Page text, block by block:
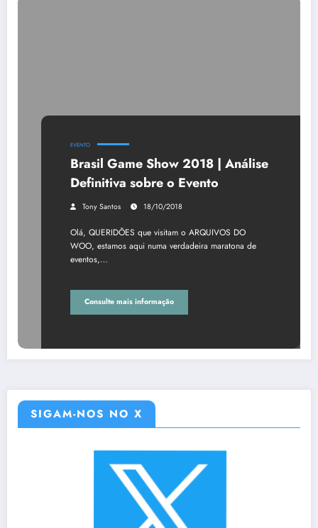
EVENTO
Brasil Game Show 2018 | Análise
Definitiva sobre o Evento
Tony Santos 18/10/2018
Olá, QUERIDÕES que visitam o ARQUIVOS DO
WOO, estamos aqui numa verdadeira maratona de
eventos,…
Consulte mais informação
SIGAM-NOS NO X